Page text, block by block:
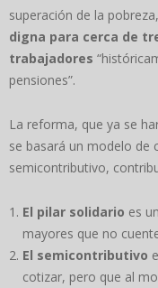
superación de la pobreza,
digna para cerca de
trabajadores
pensiones”.
La reforma, que ya se
se basará un modelo de
semicontributivo,
El pilar solidario es
mayores que no
El semicontributivo
cotizar, pero que al